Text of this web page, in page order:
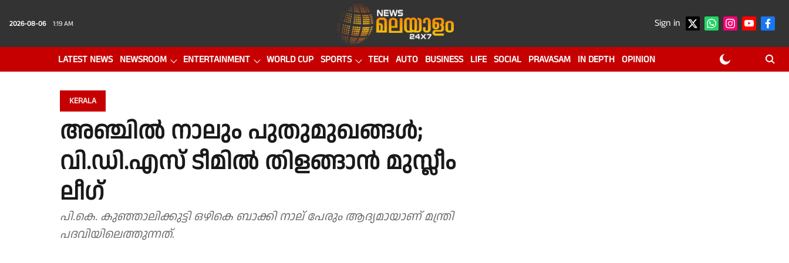
2026-08-06 1:19 AM Sign in
LATEST NEWS NEWSROOM ENTERTAINMENT WORLD CUP SPORTS TECH AUTO BUSINESS LIFE SOCIAL PRAVASAM IN DEPTH OPINION
KERALA
അഞ്ചിൽ നാലും പുതുമുഖങ്ങൾ;
വി.ഡി.എസ് ടീമിൽ തിളങ്ങാൻ മുസ്ലീം
ലീഗ്
പി.കെ. കുഞ്ഞാലിക്കുട്ടി ഒഴികെ ബാക്കി നാല് പേരും ആദ്യമായാണ് മന്ത്രി
പദവിയിലെത്തുന്നത്.